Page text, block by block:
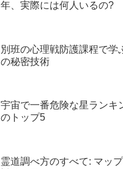
年、実際には何人いるの?
別班の心理戦防護課程で学
の秘密技術
宇宙で一番危険な星ランキ
のトップ5
霊道調べ方のすべて: マッ